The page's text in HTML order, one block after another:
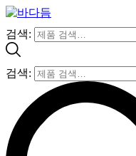
검색:
검색: